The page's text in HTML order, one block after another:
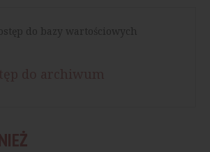
do bazy wartościowych